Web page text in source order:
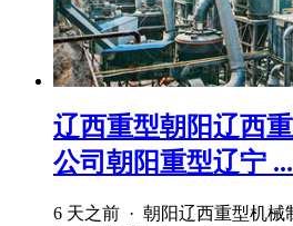
辽西重型朝阳辽西
公司朝阳重型辽宁 ...
6 天之前 · 朝阳辽西重型机械